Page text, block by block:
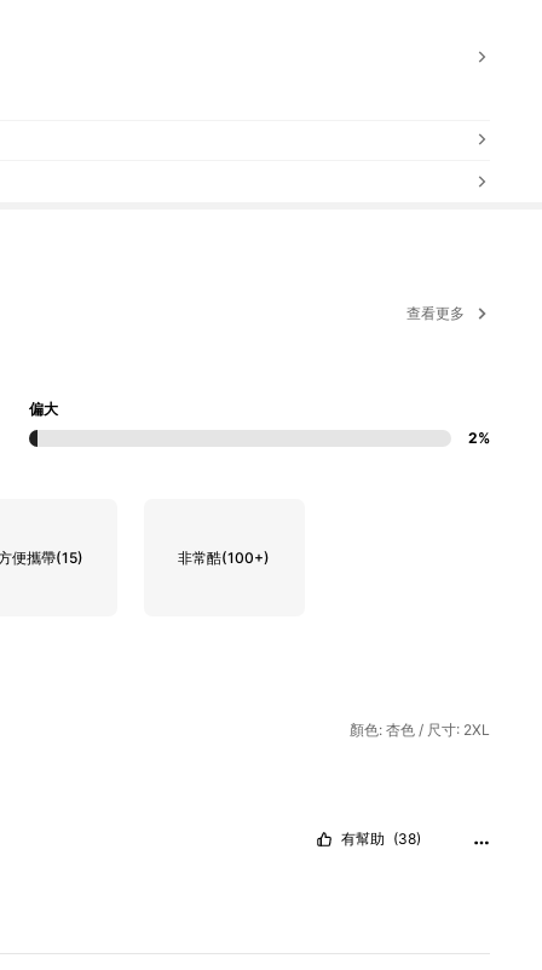
查看更多
偏大
2%
便攜帶(15) 非常酷(100+)
顏色: 杏色 / 尺寸: 2XL
有幫助 (38)